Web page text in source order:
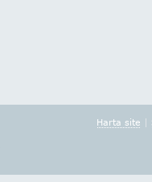
Harta site |